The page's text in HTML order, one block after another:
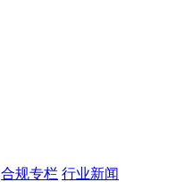
合规专栏 行业新闻